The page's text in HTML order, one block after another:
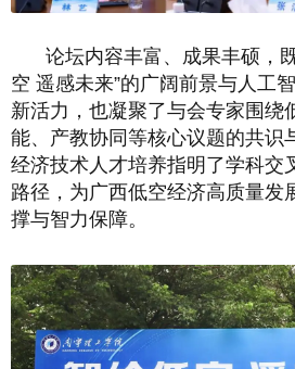
论坛内容丰富、成果丰硕，
空 遥感未来”的广阔前景与人工
新活力，也凝聚了与会专家围绕
能、产教协同等核心议题的共识
经济技术人才培养指明了学科交
路径，为广西低空经济高质量发
撑与智力保障。